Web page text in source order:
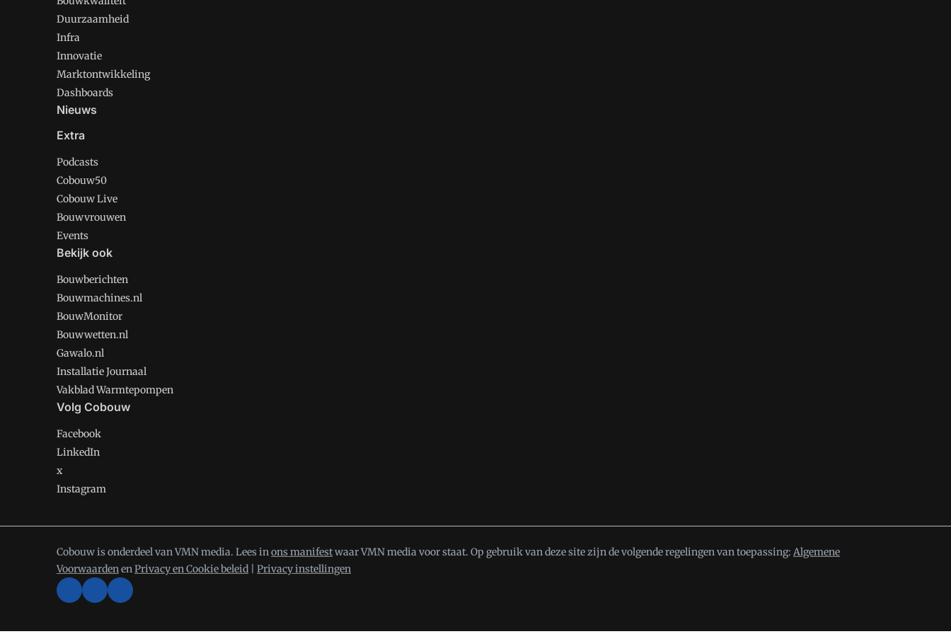
Duurzaamheid
Infra
Innovatie
Marktontwikkeling
Dashboards
Nieuws
Extra
Podcasts
Cobouw50
Cobouw Live
Bouwvrouwen
Events
Bekijk ook
Bouwberichten
Bouwmachines.nl
BouwMonitor
Bouwwetten.nl
Gawalo.nl
Installatie Journaal
Vakblad Warmtepompen
Volg Cobouw
Facebook
LinkedIn
x
Instagram
Cobouw is onderdeel van VMN media. Lees inons manifestwaar VMN media voor staat. Op gebruik van deze site zijn de volgende regelingen van toepassing: Algemene
VoorwaardenenPrivacy en Cookie beleid Privacy instellingen